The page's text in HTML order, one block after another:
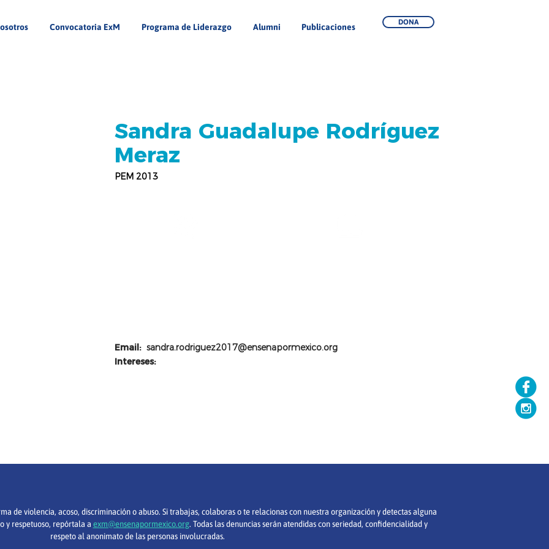
Convocatoria ExM Programa de Liderazgo Alumni Publicaciones DONA
Sandra Guadalupe Rodríguez
Meraz
PEM 2013
Email: sandra.rodriguez2017@ensenapormexico.org
Intereses:
de violencia, acoso, discriminación o abuso. Si trabajas, colaboras o te relacionas con nuestra organización y detectas alguna
y respetuoso, repórtala a exm@ensenapormexico.org. Todas las denuncias serán atendidas con seriedad, confidencialidad y
respeto al anonimato de las personas involucradas.